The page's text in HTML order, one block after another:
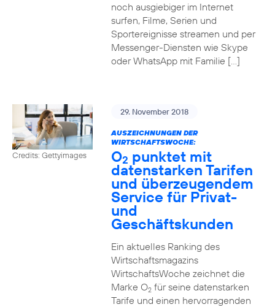
noch ausgiebiger im Internet
surfen, Filme, Serien und
Sportereignisse streamen und per
Messenger-Diensten wie Skype
oder WhatsApp mit Familie […]
Credits: Gettyimages
29. November 2018
AUSZEICHNUNGEN DER
WIRTSCHAFTSWOCHE:
O2 punktet mit
datenstarken Tarifen
und überzeugendem
Service für Privat-
und
Geschäftskunden
Ein aktuelles Ranking des
Wirtschaftsmagazins
WirtschaftsWoche zeichnet die
Marke O2für seine datenstarken
Tarife und einen hervorragenden